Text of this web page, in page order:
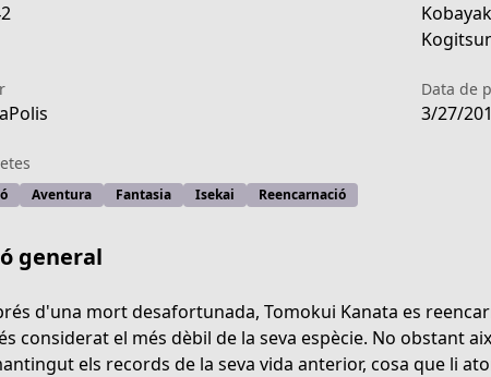
4c3e-a394-12c5b4d0b55f
Data de
3/27/
Aventura Fantasia Isekai Reencarnació
general
d'una mort desafortunada, Tomokui Kanata es
considerat el més dèbil de la seva espècie. No obstant
els records de la seva vida anterior, cosa que li